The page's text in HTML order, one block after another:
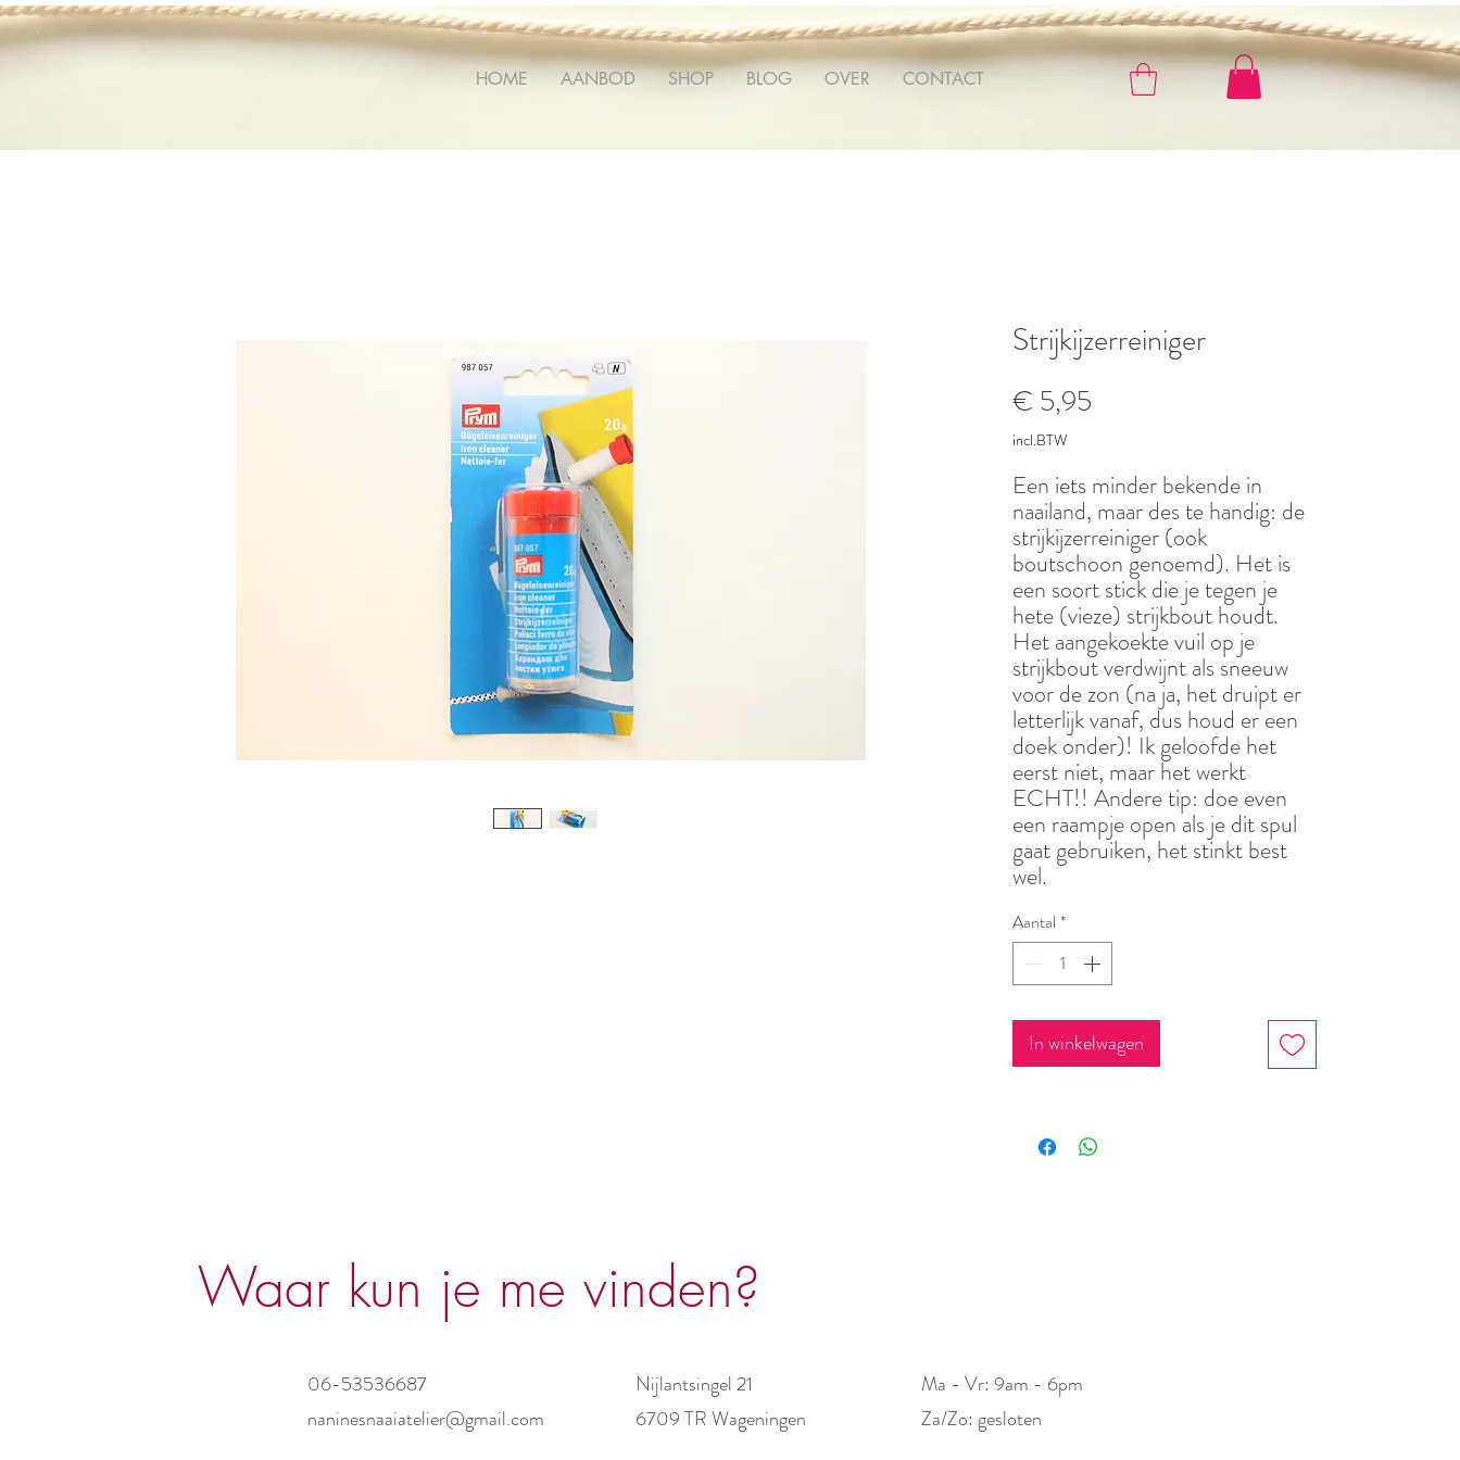
HOME AANBOD SHOP BLOG OVER CONTACT
Strijkijzerreiniger
€ 5,95
incl.BTW
Een iets minder bekende in
naailand, maar des te handig: de
strijkijzerreiniger (ook
boutschoon genoemd). Het is
een soort stick die je tegen je
hete (vieze) strijkbout houdt.
Het aangekoekte vuil op je
strijkbout verdwijnt als sneeuw
voor de zon (na ja, het druipt er
letterlijk vanaf, dus houd er een
doek onder)! Ik geloofde het
eerst niet, maar het werkt
ECHT!! Andere tip: doe even
een raampje open als je dit spul
gaat gebruiken, het stinkt best
wel.
Aantal *
In winkelwagen
Waar kun je me vinden?
06-53536687
naninesnaaiatelier@gmail.com
Nijlantsingel 21
6709 TR Wageningen
Ma - Vr: 9am - 6pm
​​Za/Zo: gesloten